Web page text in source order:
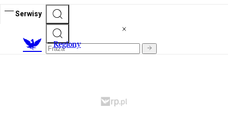
Serwisy
Regiony